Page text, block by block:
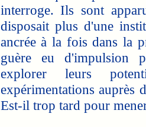
interroge. Ils sont
disposait plus d'une
ancrée à la fois dans la
guère eu d'impulsion
explorer leurs
expérimentations auprès
Est-il trop tard pour